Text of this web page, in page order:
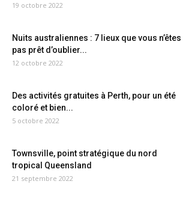
19 octobre 2022
Nuits australiennes : 7 lieux que vous n’êtes
pas prêt d’oublier...
12 octobre 2022
Des activités gratuites à Perth, pour un été
coloré et bien...
5 octobre 2022
Townsville, point stratégique du nord
tropical Queensland
21 septembre 2022